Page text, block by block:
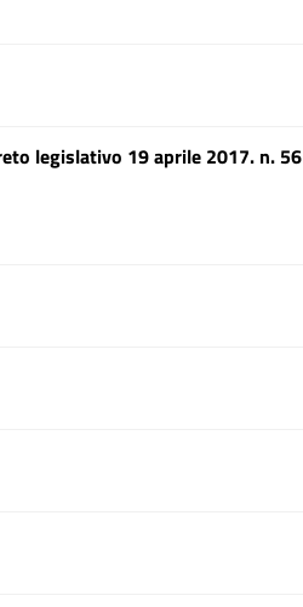
legislativo 19 aprile 2017. n.